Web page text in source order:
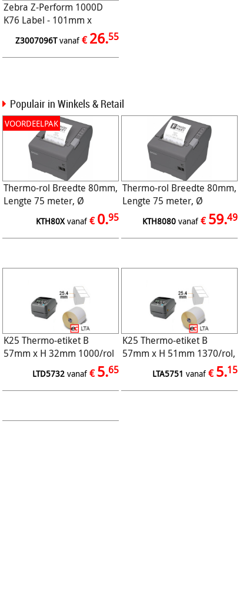
Zebra Z-Perform 1000D
K76 Label - 101mm x
Z3007096Tvanaf €26.55
Populair in Winkels & Retail
VOORDEELPAK
Thermo-rol Breedte 80mm,
Lengte 75 meter, Ø
KTH80Xvanaf €0.95
Thermo-rol Breedte 80mm,
Lengte 75 meter, Ø
75/12mm, 48gr (50/ds)
KTH8080 vanaf €59.49
K25 Thermo-etiket B
57mm x H 32mm 1000/rol
LTD5732 vanaf €5.65
K25 Thermo-etiket B
57mm x H 51mm 1370/rol,
LTA5751 vanaf €5.15